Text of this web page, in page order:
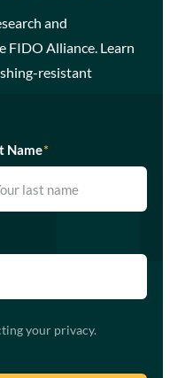
and
FIDO Alliance. Learn
resistant
Name*
your privacy.